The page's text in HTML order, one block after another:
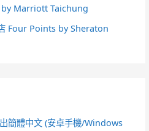
by Marriott Taichung
Four Points by Sheraton
簡體中文 (安卓手機/Windows